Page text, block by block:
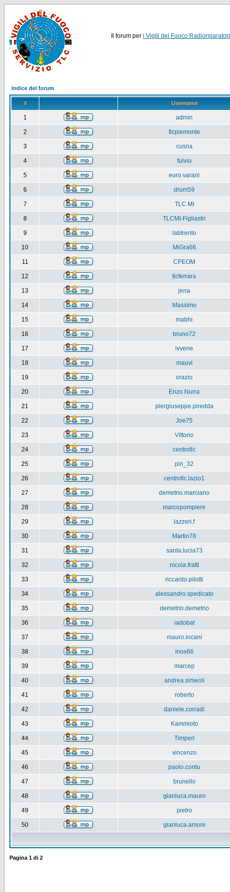
Il forum per i Vigili del Fuoco Radioriparatori
Indice del forum
# Username
1 admin
2 tlcpiemonte
3 cusna
4 fulvio
5 euro.varani
6 drum59
7 TLC MI
8 TLCMI-Figliastri
9 labtrento
10 MiGra66
11 CPEOM
12 tlcferrara
13 jena
14 Massimo
15 mabhi
16 bruno72
17 ivvene
18 mauvi
19 orazio
20 Enzo Nurra
21 piergiuseppe.piredda
22 Joe75
23 Vittorio
24 centrotlc
25 pin_32
26 centrotlc.lazio1
27 demetrio.marciano
28 marcopompiere
29 lazzeri.f
30 Martin78
31 santa.lucia73
32 nicola.fratti
33 riccardo.pilotti
34 alessandro.spedicato
35 demetrio.demetrio
36 iadobat
37 mauro.incani
38 inox66
39 marcep
40 andrea.simeoli
41 roberto
42 daniele.corradi
43 Kammioto
44 Timperi
45 vincenzo
46 paolo.contu
47 brunello
48 gianluca.mauro
49 pietro
50 gianluca.amore
Pagina 1 di 2